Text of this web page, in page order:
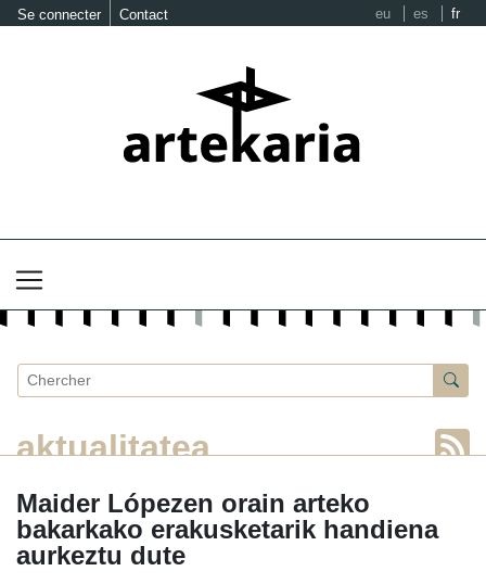
Se connecter Contact eu es fr
aktualitatea
Maider Lópezen orain arteko
bakarkako erakusketarik handiena
aurkeztu dute